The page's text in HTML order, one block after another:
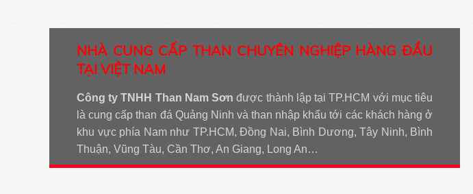
NHÀ CUNG CẤP THAN CHUYÊN NGHIỆP HÀNG ĐẦU
TẠI VIỆT NAM
Công ty TNHH Than Nam Sơnđược thành lập tại TP.HCM với mục tiêu
là cung cấp than đá Quảng Ninh và than nhập khẩu tới các khách hàng ở
khu vực phía Nam như TP.HCM, Đồng Nai, Bình Dương, Tây Ninh, Bình
Thuận, Vũng Tàu, Cần Thơ, An Giang, Long An…